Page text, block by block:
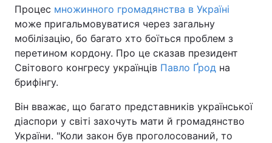
Процес множинного громадянства в Україні
може пригальмовуватися через загальну
мобілізацію, бо багато хто боїться проблем з
перетином кордону. Про це сказав президент
Світового конгресу українців Павло Ґрод на
брифінгу.
Він вважає, що багато представників української
діаспори у світі захочуть мати й громадянство
України. "Коли закон був проголосований, то